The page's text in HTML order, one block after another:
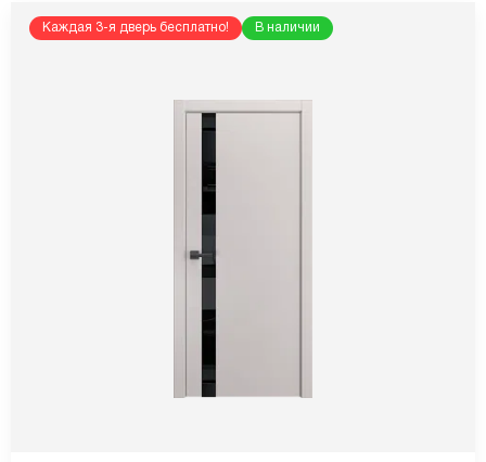
Каждая 3-я дверь бесплатно! В наличии